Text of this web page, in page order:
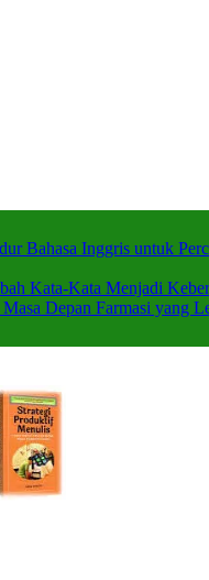
Bahasa Inggris untuk
Kata-Kata Menjadi
Depan Farmasi yang
Menjadi Penulis